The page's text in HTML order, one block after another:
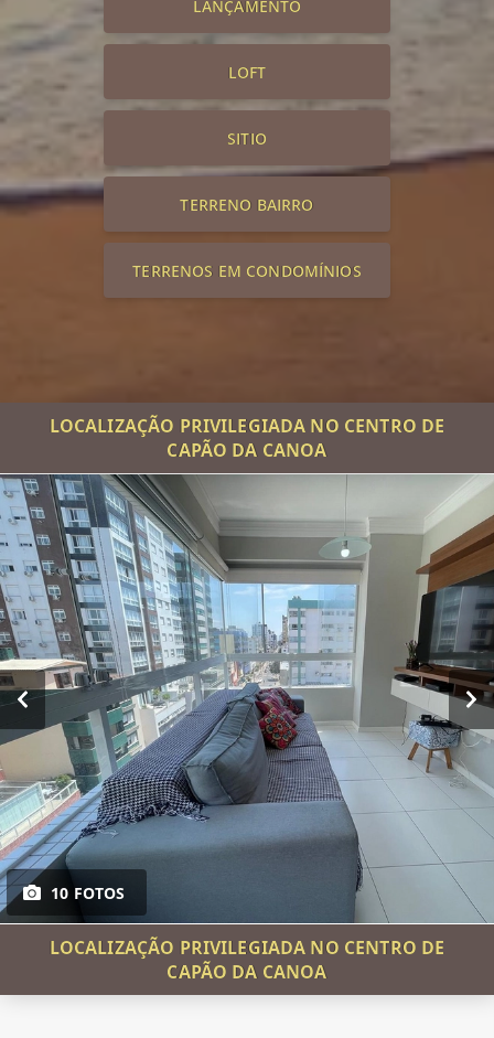
LANÇAMENTO
LOFT
SITIO
TERRENO BAIRRO
TERRENOS EM CONDOMÍNIOS
LOCALIZAÇÃO PRIVILEGIADA NO CENTRO DE
CAPÃO DA CANOA
10 FOTOS
LOCALIZAÇÃO PRIVILEGIADA NO CENTRO DE
CAPÃO DA CANOA